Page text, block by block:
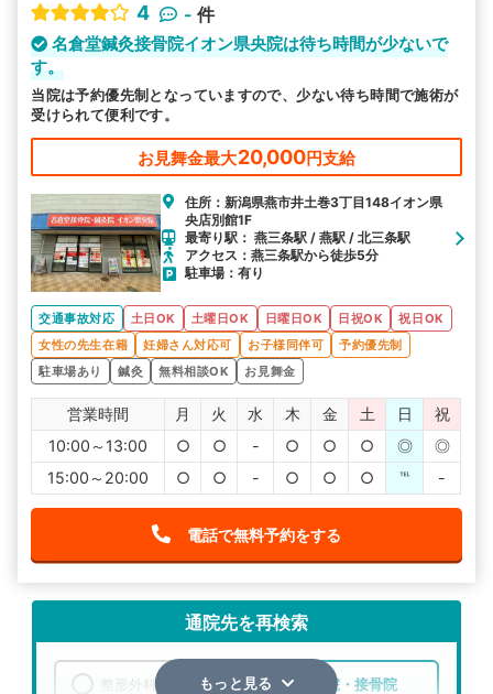
その他の検索方法
4
- 件
名倉堂鍼灸接骨院イオン県央院は待ち時間が少ないで
す。
当院は予約優先制となっていますので、少ない待ち時間で施術が
受けられて便利です。
お見舞金最大20,000円支給
住所：新潟県燕市井土巻3丁目148イオン県
央店別館1F
最寄り駅： 燕三条駅 / 燕駅 / 北三条駅
アクセス：燕三条駅から徒歩5分
駐車場：有り
交通事故対応 土日OK 土曜日OK 日曜日OK 日祝OK
祝日OK
女性の先生在籍
妊婦さん対応可 お子様同伴可
予約優先制
駐車場あり
鍼灸 無料相談OK お見舞金
営業時間 月 火 水 木 金 土 日
祝
10:00～13:00
○ ○ - ○ ○ ○ ◎
◎
15:00～20:00
○ ○ - ○ ○ ○ ℡ -
電話で無料予約をする
通院先を再検索
整形外科 整骨院・接骨院
もっと見る